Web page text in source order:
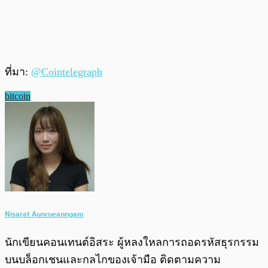
ที่มา: @Cointelegraph
bitcoin
Nisarat Aunrueanngam
นักเขียนคอนเทนต์อิสระ ผู้หลงใหลการถอดรหัสธุรกรรม
บนบล็อกเชนและกลไกของเจ้ามือ ติดตามความ